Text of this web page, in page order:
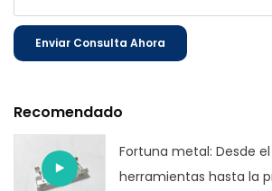
Enviar Consulta Ahora
Recomendado
Fortuna metal: Desde
herramientas hasta la